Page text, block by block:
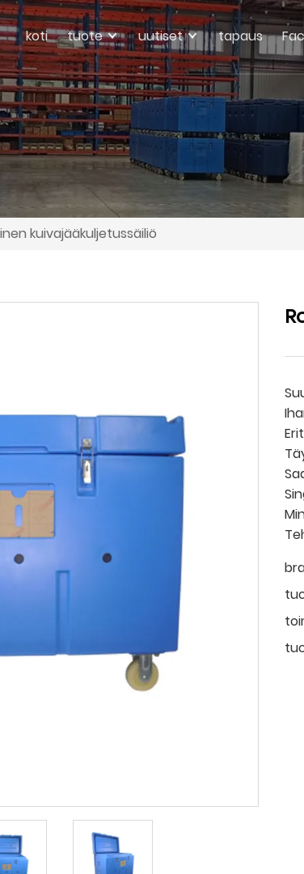
koti tuote uutiset tapaus
kuivajääkuljetussäiliö